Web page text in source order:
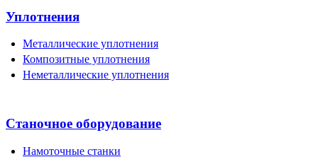
Уплотнения
Металлические уплотнения
Композитные уплотнения
Неметаллические уплотнения
Станочное оборудование
Намоточные станки